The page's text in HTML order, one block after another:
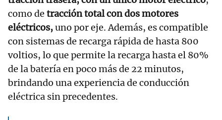
como de tracción total con dos motores
eléctricos,uno por eje. Además, es compatible
con sistemas de recarga rápida de hasta 800
voltios, lo que permite la recarga hasta el 80%
de la batería en poco más de 22 minutos,
brindando una experiencia de conducción
eléctrica sin precedentes.